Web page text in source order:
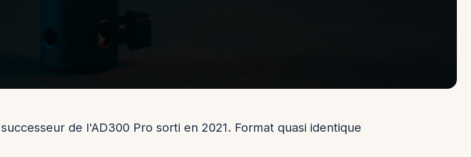
de l'AD300 Pro sorti en 2021. Format quasi identique